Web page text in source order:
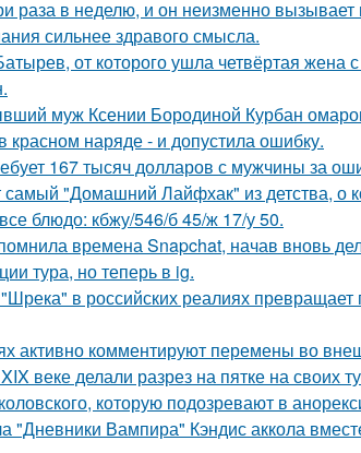
раза в неделю, и он неизменно вызывает
сильнее здравого смысла.
от которого ушла четвёртая жена
муж Ксении Бородиной Курбан
красном наряде - и допустила ошибку.
167 тысяч долларов с мужчины за
самый "Домашний Лайфхак" из детства, о
блюдо: кбжу/546/б 45/ж 17/у 50.
времена Snapchat, начав вновь
тура, но теперь в ig.
в российских реалиях превращает
активно комментируют перемены во
веке делали разрез на пятке на своих
которую подозревают в
"Дневники Вампира" Кэндис аккола